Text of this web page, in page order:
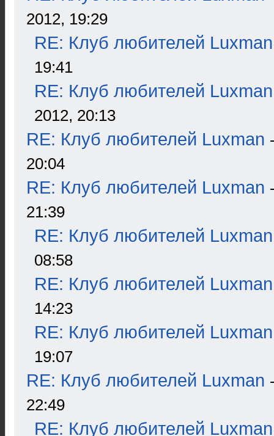
2012, 19:29
RE: Клуб любителей Luxman
19:41
RE: Клуб любителей Luxman
2012, 20:13
RE: Клуб любителей Luxman
20:04
RE: Клуб любителей Luxman
21:39
RE: Клуб любителей Luxman
08:58
RE: Клуб любителей Luxman
14:23
RE: Клуб любителей Luxman
19:07
RE: Клуб любителей Luxman
22:49
RE: Клуб любителей Luxman